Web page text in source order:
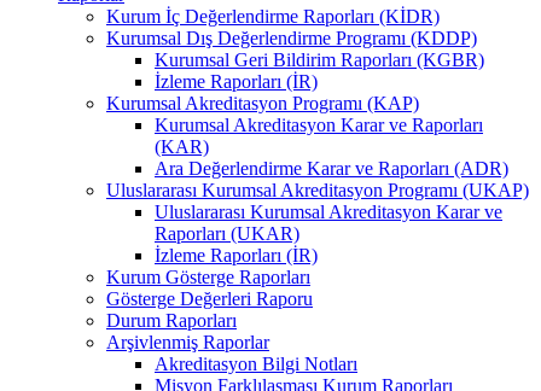
Kurum İç Değerlendirme Raporları (KİDR)
Kurumsal Dış Değerlendirme Programı (KDDP)
Kurumsal Geri Bildirim Raporları (KGBR)
İzleme Raporları (İR)
Kurumsal Akreditasyon Programı (KAP)
Kurumsal Akreditasyon Karar ve Raporları
(KAR)
Ara Değerlendirme Karar ve Raporları (ADR)
Uluslararası Kurumsal Akreditasyon Programı (UKAP)
Uluslararası Kurumsal Akreditasyon Karar ve
Raporları (UKAR)
İzleme Raporları (İR)
Kurum Gösterge Raporları
Gösterge Değerleri Raporu
Durum Raporları
Arşivlenmiş Raporlar
Akreditasyon Bilgi Notları
Misyon Farklılaşması Kurum Raporları